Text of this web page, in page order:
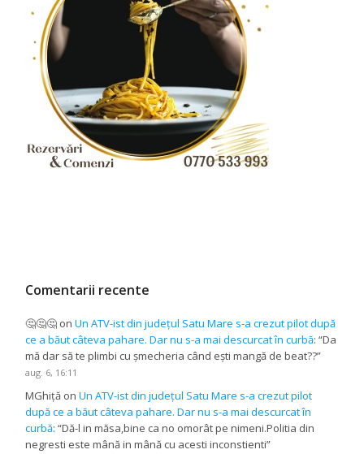
Comentarii recente
🤔🤔🤔 onUn ATV-ist din județul Satu Mare s-a crezut pilot după
ce a băut câteva pahare. Dar nu s-a mai descurcat în curbă: “Da
mă dar să te plimbi cu șmecheria când ești mangă de beat??”
aug. 6, 16:11
MGhiță onUn ATV-ist din județul Satu Mare s-a crezut pilot
după ce a băut câteva pahare. Dar nu s-a mai descurcat în
curbă: “Dă-l in măsa,bine ca no omorât pe nimeni.Politia din
negresti este mână in mână cu acesti inconstienti”